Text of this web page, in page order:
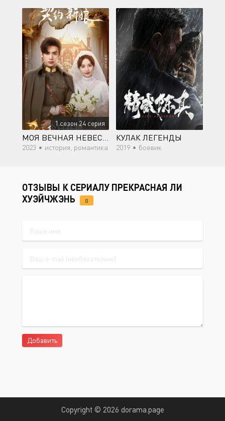
1 сезон 24 серия
МОЯ ВЕЧНАЯ НЕВЕСТА
2023 • история, романтика
КУЛАК ЛЕГЕНДЫ
2019 • боевик
ОТЗЫВЫ К СЕРИАЛУ ПРЕКРАСНАЯ ЛИ
ХУЭЙЧЖЭНЬ
0
Добавить
Copyright © 2026 dorama.page